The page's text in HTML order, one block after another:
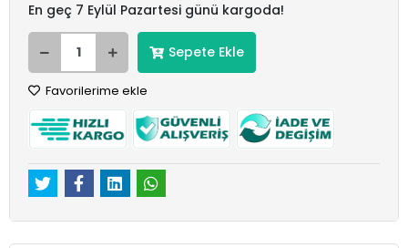
En geç 7 Eylül Pazartesi günü kargoda!
Sepete Ekle
Favorilerime ekle